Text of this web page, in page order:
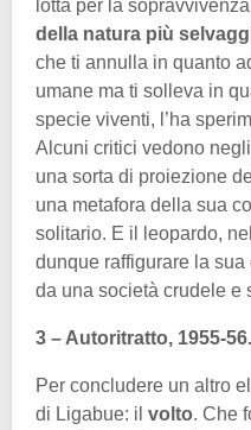
lotta per la
della natura più
che ti annulla in quanto
umane ma ti solleva in
specie viventi, l’ha
Alcuni critici vedono
una sorta di proiezione
una metafora della sua
solitario. E il leopardo,
dunque raffigurare la
da una società crudele e
3 – Autoritratto, 1955-56.
Per concludere un altro
di Ligabue: il volto. Che